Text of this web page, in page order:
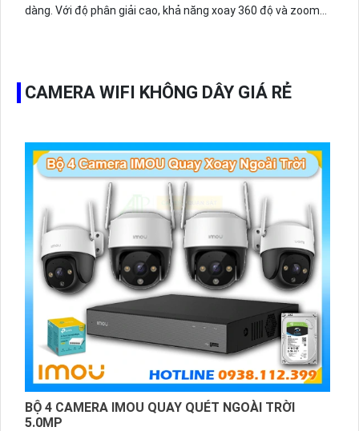
dàng. Với độ phân giải cao, khả năng xoay 360 độ và zoom
sản và người thân một cách hiệu quả.
CAMERA WIFI KHÔNG DÂY GIÁ RẺ
BỘ 4 CAMERA IMOU QUAY QUÉT NGOÀI TRỜI
5.0MP